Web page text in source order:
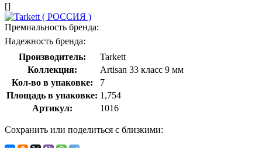
[]
Премиальность бренда:
Надежность бренда:
Производитель:
Tarkett
Коллекция:
Artisan 33 класс 9 мм
Кол-во в упаковке:
7
Площадь в упаковке: 1,754
Артикул:
1016
Сохранить или поделиться с близкими: